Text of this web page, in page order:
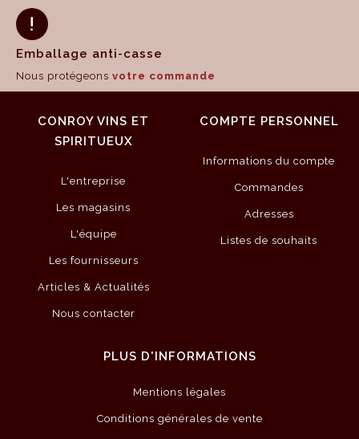
Emballage anti-casse
Nous protégeons votre commande
CONROY VINS ET
SPIRITUEUX
L'entreprise
Les magasins
L'équipe
Les fournisseurs
Articles & Actualités
Nous contacter
COMPTE PERSONNEL
Informations du compte
Commandes
Adresses
Listes de souhaits
PLUS D'INFORMATIONS
Mentions légales
Conditions générales de vente